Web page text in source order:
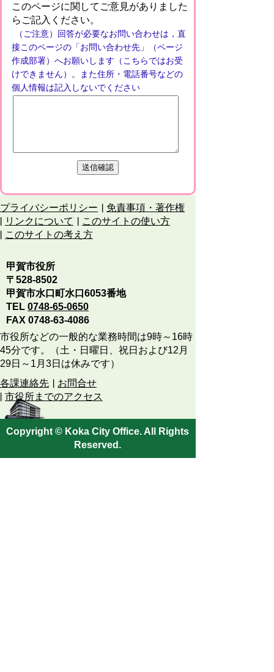
このページに関してご意見がありました
らご記入ください。
（ご注意）回答が必要なお問い合わせは，直
接このページの「お問い合わせ先」（ページ
作成部署）へお願いします（こちらではお受
けできません）。また住所・電話番号などの
個人情報は記入しないでください
プライバシーポリシー
免責事項・著作権
リンクについて
このサイトの使い方
このサイトの考え方
甲賀市役所
〒528-8502
甲賀市水口町水口6053番地
TEL 0748-65-0650
FAX 0748-63-4086
市役所などの一般的な業務時間は9時～16時
45分です。（土・日曜日、祝日および12月
29日～1月3日は休みです）
各課連絡先
お問合せ
市役所までのアクセス
Copyright © Koka City Office. All Rights
Reserved.